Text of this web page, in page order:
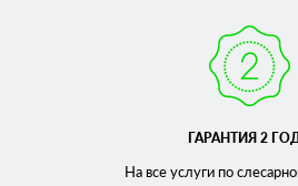
ГАРАНТИЯ 2
На все услуги по